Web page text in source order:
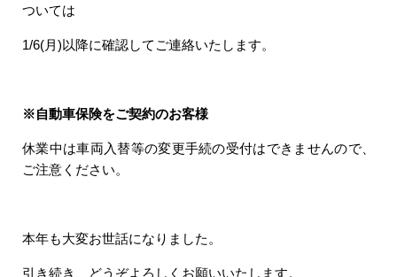
ついては
1/6(月)以降に確認してご連絡いたします。
※自動車保険をご契約のお客様
休業中は車両入替等の変更手続の受付はできませんので、
ご注意ください。
本年も大変お世話になりました。
引き続き、どうぞよろしくお願いいたします。